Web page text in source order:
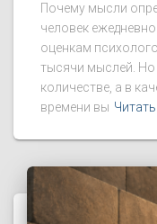
Почему мысли
человек
оценкам
тысячи мыслей. Но
количестве, а в
времени вы